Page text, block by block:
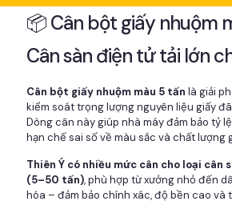
📦 Cân bột giấy nhuộm
Cân sàn điện tử tải lớn
Cân bột giấy nhuộm màu 5 tấn là giải
kiểm soát trọng lượng nguyên liệu giấy
Dòng cân này giúp nhà máy đảm bảo tỷ
hạn chế sai số về màu sắc và chất lượng
Thiên Ý có nhiều mức cân cho loại cân
(5–50 tấn), phù hợp từ xưởng nhỏ đến
hóa – đảm bảo chính xác, độ bền cao và